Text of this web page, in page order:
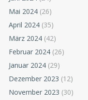
Mai 2024 (26)
April 2024 (35)
März 2024 (42)
Februar 2024 (26)
Januar 2024 (29)
Dezember 2023 (12)
November 2023 (30)